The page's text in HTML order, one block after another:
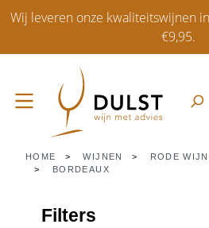
Wij leveren onze kwaliteitswijnen
€9,95.
HOME WIJNEN RODE
BORDEAUX
Filters